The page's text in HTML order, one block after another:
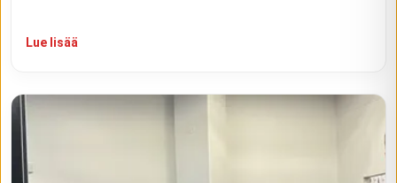
Lue lisää